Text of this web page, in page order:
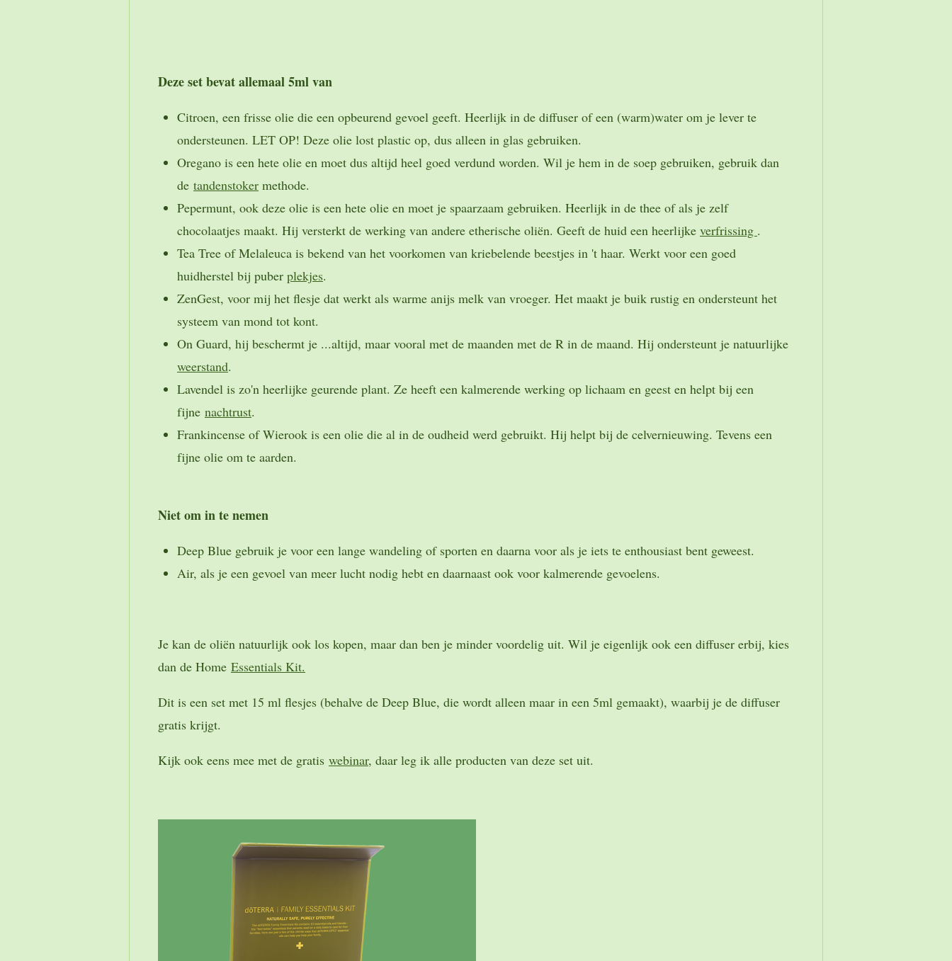
Deze set bevat allemaal 5ml van
Citroen, een frisse olie die een opbeurend gevoel geeft. Heerlijk in de diffuser of een (warm)water om je lever te
ondersteunen. LET OP! Deze olie lost plastic op, dus alleen in glas gebruiken.
Oregano is een hete olie en moet dus altijd heel goed verdund worden. Wil je hem in de soep gebruiken, gebruik dan
de tandenstoker methode.
Pepermunt, ook deze olie is een hete olie en moet je spaarzaam gebruiken. Heerlijk in de thee of als je zelf
chocolaatjes maakt. Hij versterkt de werking van andere etherische oliën. Geeft de huid een heerlijke verfrissing .
Tea Tree of Melaleuca is bekend van het voorkomen van kriebelende beestjes in 't haar. Werkt voor een goed
huidherstel bij puber plekjes.
ZenGest, voor mij het flesje dat werkt als warme anijs melk van vroeger. Het maakt je buik rustig en ondersteunt het
systeem van mond tot kont.
On Guard, hij beschermt je ...altijd, maar vooral met de maanden met de R in de maand. Hij ondersteunt je natuurlijke
weerstand.
Lavendel is zo'n heerlijke geurende plant. Ze heeft een kalmerende werking op lichaam en geest en helpt bij een
fijne nachtrust.
Frankincense of Wierook is een olie die al in de oudheid werd gebruikt. Hij helpt bij de celvernieuwing. Tevens een
fijne olie om te aarden.
Niet om in te nemen
Deep Blue gebruik je voor een lange wandeling of sporten en daarna voor als je iets te enthousiast bent geweest.
Air, als je een gevoel van meer lucht nodig hebt en daarnaast ook voor kalmerende gevoelens.
Je kan de oliën natuurlijk ook los kopen, maar dan ben je minder voordelig uit. Wil je eigenlijk ook een diffuser erbij, kies
dan de Home Essentials Kit.
Dit is een set met 15 ml flesjes (behalve de Deep Blue, die wordt alleen maar in een 5ml gemaakt), waarbij je de diffuser
gratis krijgt.
Kijk ook eens mee met de gratis webinar, daar leg ik alle producten van deze set uit.